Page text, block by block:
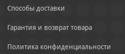
Способы доставки
Гарантия и возврат товара
Политика конфиденциальности